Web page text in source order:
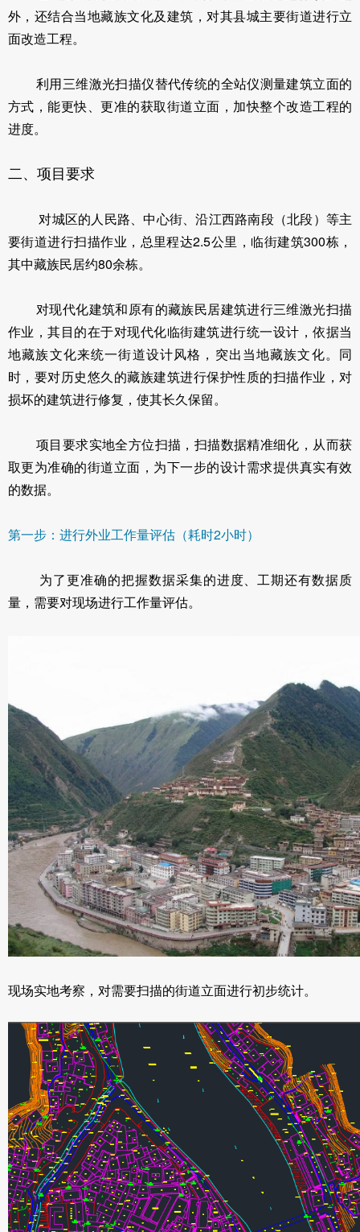
外，还结合当地藏族文化及建筑，对其县城主要街道进行立
面改造工程。
利用三维激光扫描仪替代传统的全站仪测量建筑立面的
方式，能更快、更准的获取街道立面，加快整个改造工程的
进度。
二、项目要求
对城区的人民路、中心街、沿江西路南段（北段）等主
要街道进行扫描作业，总里程达2.5公里，临街建筑300栋，
其中藏族民居约80余栋。
对现代化建筑和原有的藏族民居建筑进行三维激光扫描
作业，其目的在于对现代化临街建筑进行统一设计，依据当
地藏族文化来统一街道设计风格，突出当地藏族文化。同
时，要对历史悠久的藏族建筑进行保护性质的扫描作业，对
损坏的建筑进行修复，使其长久保留。
项目要求实地全方位扫描，扫描数据精准细化，从而获
取更为准确的街道立面，为下一步的设计需求提供真实有效
的数据。
第一步：进行外业工作量评估（耗时2小时）
为了更准确的把握数据采集的进度、工期还有数据质
量，需要对现场进行工作量评估。
现场实地考察，对需要扫描的街道立面进行初步统计。